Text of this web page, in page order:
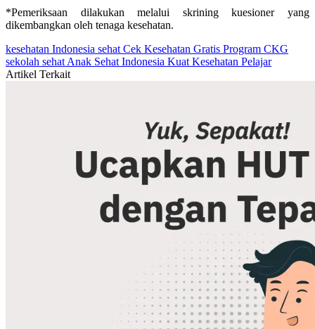
*Pemeriksaan dilakukan melalui skrining kuesioner yang
dikembangkan oleh tenaga kesehatan.
kesehatan Indonesia sehat Cek Kesehatan Gratis Program CKG
sekolah sehat Anak Sehat Indonesia Kuat Kesehatan Pelajar
Artikel Terkait